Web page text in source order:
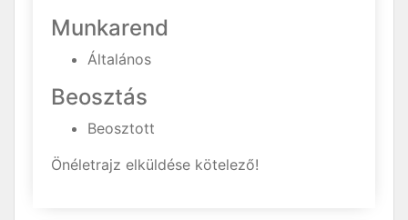
Munkarend
Általános
Beosztás
Beosztott
Önéletrajz elküldése kötelező!